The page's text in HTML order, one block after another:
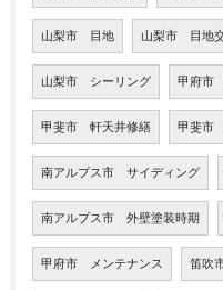
山梨市 目地 山梨市 目地
山梨市 シーリング 甲府市
甲斐市 軒天井修繕 甲斐市
南アルプス市 サイディング
南アルプス市 外壁塗装時期
甲府市 メンテナンス 笛吹